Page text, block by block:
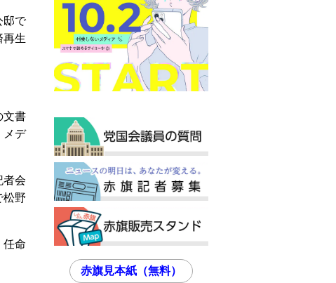
邸で
再生
文書
メデ
者会
松野
任命
赤旗見本紙（無料）